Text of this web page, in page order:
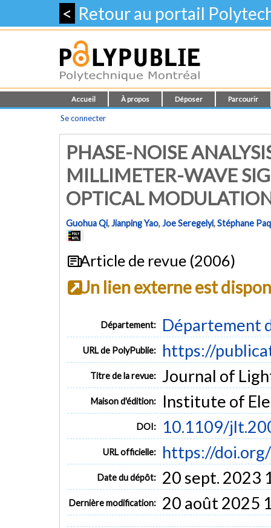
< Retour au portail
Accueil À propos Déposer Parcourir
Se connecter
PHASE-NOISE
MILLIMETER-WAVE
OPTICAL
Guohua Qi,Jianping Yao,Joe Seregelyi,Stéphane
Article de revue (2006)
Un lien externe est
Département: Département
URL de PolyPublie: https://
Titre de la revue: Journal of
Maison d'édition: Institute of
DOI: 10.1109/
URL officielle: https://
Date du dépôt: 20 sept. 2023
Dernière modification: 20 août 2025